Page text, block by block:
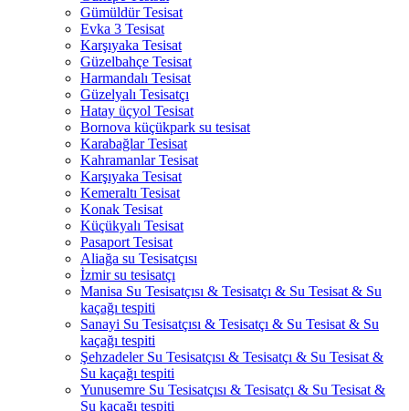
Gümüldür Tesisat
Evka 3 Tesisat
Karşıyaka Tesisat
Güzelbahçe Tesisat
Harmandalı Tesisat
Güzelyalı Tesisatçı
Hatay üçyol Tesisat
Bornova küçükpark su tesisat
Karabağlar Tesisat
Kahramanlar Tesisat
Karşıyaka Tesisat
Kemeraltı Tesisat
Konak Tesisat
Küçükyalı Tesisat
Pasaport Tesisat
Aliağa su Tesisatçısı
İzmir su tesisatçı
Manisa Su Tesisatçısı & Tesisatçı & Su Tesisat & Su
kaçağı tespiti
Sanayi Su Tesisatçısı & Tesisatçı & Su Tesisat & Su
kaçağı tespiti
Şehzadeler Su Tesisatçısı & Tesisatçı & Su Tesisat &
Su kaçağı tespiti
Yunusemre Su Tesisatçısı & Tesisatçı & Su Tesisat &
Su kaçağı tespiti